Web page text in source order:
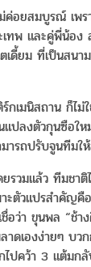
อยสมบูรณ์ เพร
เทพ และคู่พี่น้อ
เดี้ยม ที่เป็นสน
กเมนิสถาน ก็ไ
แปลงตัวกุนซือใ
ารถปรับจูนทีม
รวมแล้ว ทีมชา
าะตัวแปรสำคัญ
อว่า ขุนพล “ช้า
าดเองง่ายๆ บว
ปคว้า 3 แต้มกลั